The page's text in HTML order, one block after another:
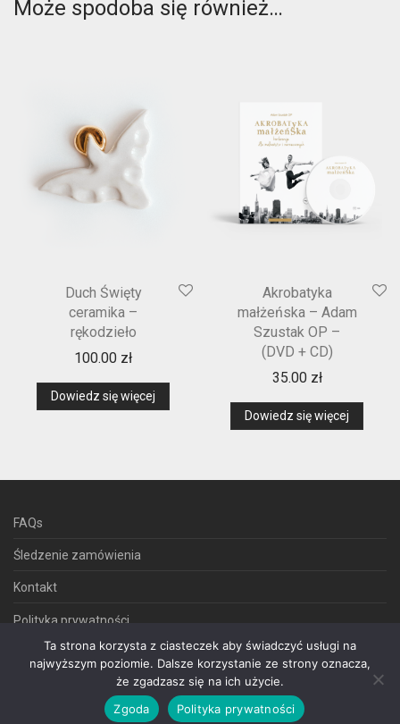
Może spodoba się również…
Duch Święty
ceramika –
rękodzieło
100.00 zł
Dowiedz się więcej
Akrobatyka
małżeńska – Adam
Szustak OP –
(DVD + CD)
35.00 zł
Dowiedz się więcej
FAQs
Śledzenie zamówienia
Kontakt
Polityka prywatności
Regulamin sklepu internetowego
Ta strona korzysta z ciasteczek aby świadczyć usługi na
najwyższym poziomie. Dalsze korzystanie ze strony oznacza,
że zgadzasz się na ich użycie.
Zgoda
Polityka prywatności